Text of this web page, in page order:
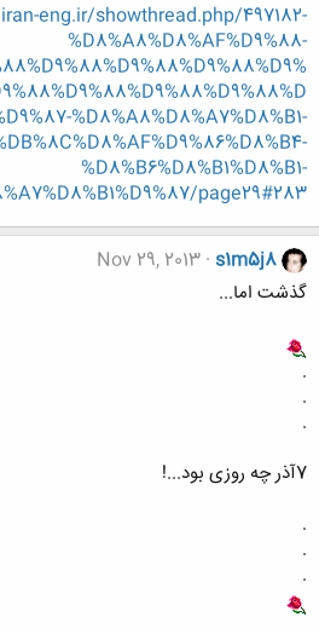
eng.ir/showthread.php/497182-
%D8%A8%D8%AF%D9%88-
%D8%A8%D8%A7%D8%B1-
%D8%B6%D8%B1%D8%B1-
page29#283
s1m5j8
Nov 29, 2013
گذشت اما...
.
.
.
7آذر چه روزی بود...!
.
.
.